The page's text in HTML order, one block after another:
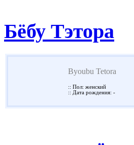
Бёбу Тэтора
Byoubu Tetora
:: Пол: женский
:: Дата рождения: -